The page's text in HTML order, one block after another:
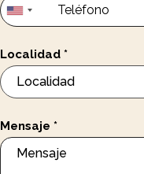
Localidad *
Mensaje *